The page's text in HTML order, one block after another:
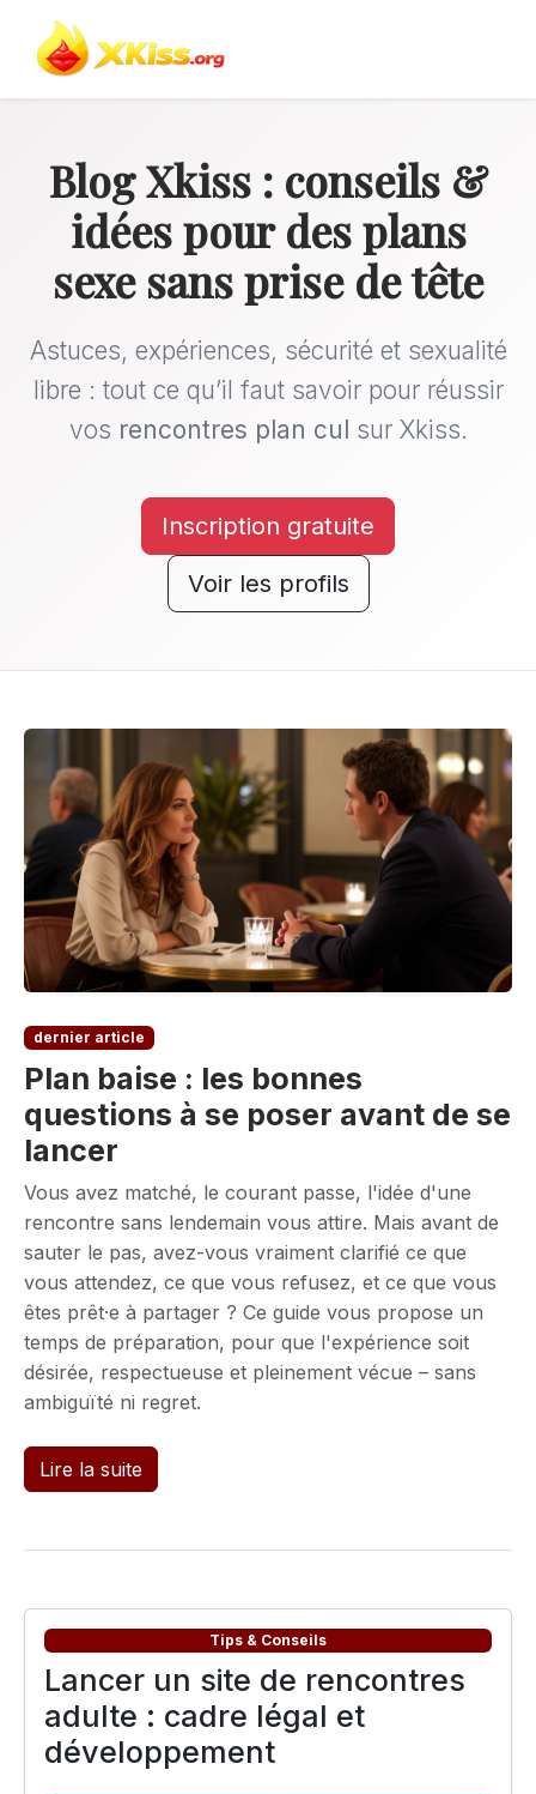
Retour au site
Blog Xkiss : conseils &
idées pour des plans
sexe sans prise de tête
Astuces, expériences, sécurité et sexualité
libre : tout ce qu’il faut savoir pour réussir
vos rencontres plan cul sur Xkiss.
Inscription gratuite
Voir les profils
dernier article
Plan baise : les bonnes
questions à se poser avant de se
lancer
Vous avez matché, le courant passe, l'idée d'une
rencontre sans lendemain vous attire. Mais avant de
sauter le pas, avez-vous vraiment clarifié ce que
vous attendez, ce que vous refusez, et ce que vous
êtes prêt·e à partager ? Ce guide vous propose un
temps de préparation, pour que l'expérience soit
désirée, respectueuse et pleinement vécue – sans
ambiguïté ni regret.
Lire la suite
Tips & Conseils
Lancer un site de rencontres
adulte : cadre légal et
développement